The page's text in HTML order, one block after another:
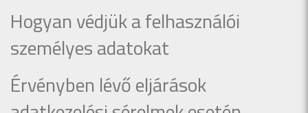
Hogyan védjük a felhasználói
személyes adatokat
Érvényben lévő eljárások